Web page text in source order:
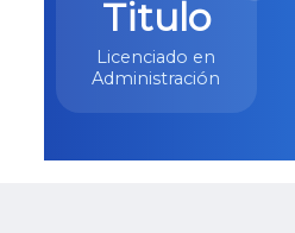
Titulo
Licenciado en
Administración